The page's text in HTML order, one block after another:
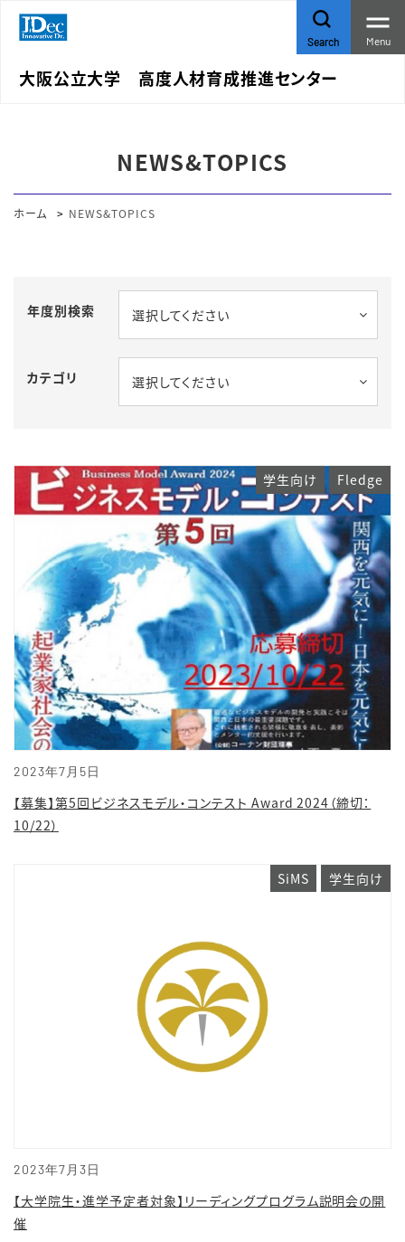
大阪公立大学 高度人材育成推進センター
Search Menu
NEWS&TOPICS
ホーム NEWS&TOPICS
年度別検索 選択してください
カテゴリ 選択してください
2023年7月5日
学生向け Fledge
【募集】第5回ビジネスモデル・コンテスト Award 2024（締切：
10/22）
2023年7月3日
SiMS 学生向け
【大学院生・進学予定者対象】リーディングプログラム説明会の開
催